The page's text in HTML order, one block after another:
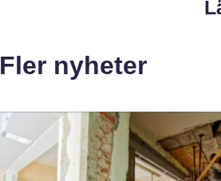
Fler nyheter